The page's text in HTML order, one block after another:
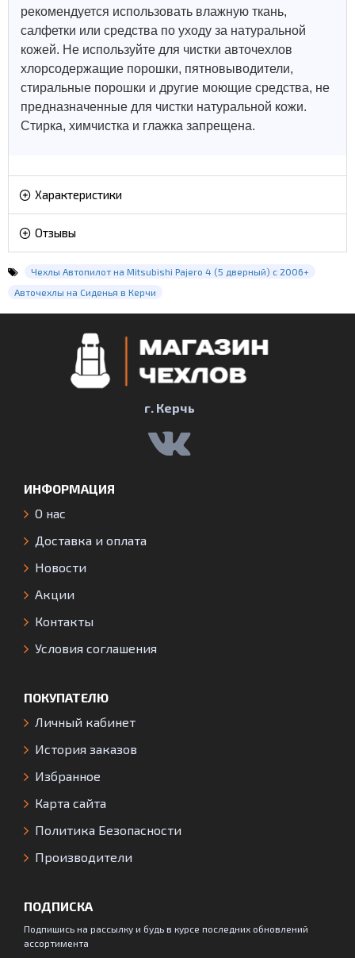
рекомендуется использовать влажную ткань,
салфетки или средства по уходу за натуральной
кожей. Не используйте для чистки авточехлов
хлорсодержащие порошки, пятновыводители,
стиральные порошки и другие моющие средства, не
предназначенные для чистки натуральной кожи.
Стирка, химчистка и глажка запрещена.
Характеристики
Отзывы
Чехлы Автопилот на Mitsubishi Pajero 4 (5 дверный) с 2006+
Авточехлы на Сиденья в Керчи
г. Керчь
ИНФОРМАЦИЯ
О нас
Доставка и оплата
Новости
Акции
Контакты
Условия соглашения
ПОКУПАТЕЛЮ
Личный кабинет
История заказов
Избранное
Карта сайта
Политика Безопасности
Производители
ПОДПИСКА
Подпишись на рассылку и будь в курсе последних обновлений
ассортимента